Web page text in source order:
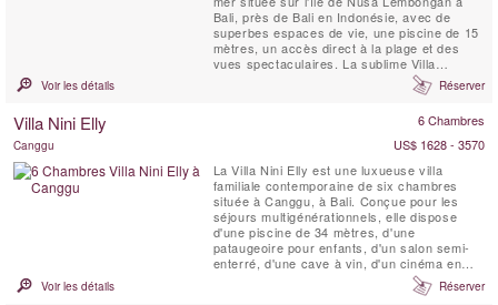
Bali, près de Bali en Indonésie, avec de
superbes espaces de vie, une piscine de 15
mètres, un accès direct à la plage et des
vues spectaculaires. La sublime Villa
Seascape éblouit sur un croissant de sable
blanc blanchi à Nusa Lembongan, une petite
bateau de Sanur. Un superbe espace de vie
Voir les détails Réserver
Villa Nini Elly 6 Chambres
Canggu
US$ 1628 - 3570
La Villa Nini Elly est une luxueuse villa
familiale contemporaine de six chambres
située à Canggu, à Bali. Conçue pour les
séjours multigénérationnels, elle dispose
d'une piscine de 34 mètres, d'une
pataugeoire pour enfants, d'un salon semi-
enterré, d'une cave à vin, d'un cinéma en
plein air sur le toit et d'un chef privé.
Pouvant accueillir 12 adultes et 3 enfants,
Voir les détails Réserver